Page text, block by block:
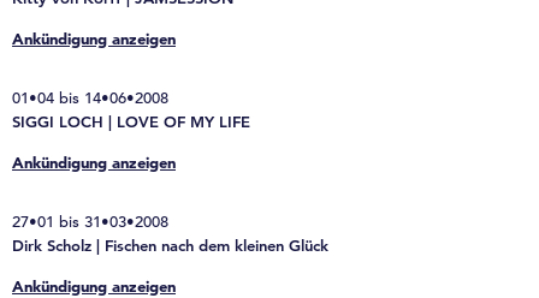
Ankündigung anzeigen
01•04 bis 14•06•2008
SIGGI LOCH | LOVE OF MY LIFE
Ankündigung anzeigen
27•01 bis 31•03•2008
Dirk Scholz | Fischen nach dem kleinen Glück
Ankündigung anzeigen